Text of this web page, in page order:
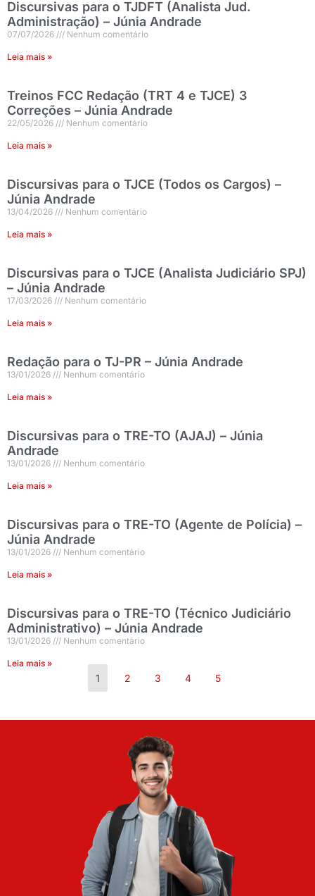
Discursivas para o TJDFT (Analista Jud.
Administração) – Júnia Andrade
07/07/2026 Nenhum comentário
Leia mais »
Treinos FCC Redação (TRT 4 e TJCE) 3
Correções – Júnia Andrade
22/05/2026 Nenhum comentário
Leia mais »
Discursivas para o TJCE (Todos os Cargos) –
Júnia Andrade
13/04/2026 Nenhum comentário
Leia mais »
Discursivas para o TJCE (Analista Judiciário SPJ)
– Júnia Andrade
17/03/2026 Nenhum comentário
Leia mais »
Redação para o TJ-PR – Júnia Andrade
13/01/2026 Nenhum comentário
Leia mais »
Discursivas para o TRE-TO (AJAJ) – Júnia
Andrade
13/01/2026 Nenhum comentário
Leia mais »
Discursivas para o TRE-TO (Agente de Polícia) –
Júnia Andrade
13/01/2026 Nenhum comentário
Leia mais »
Discursivas para o TRE-TO (Técnico Judiciário
Administrativo) – Júnia Andrade
13/01/2026 Nenhum comentário
Leia mais »
1 2 3 4 5